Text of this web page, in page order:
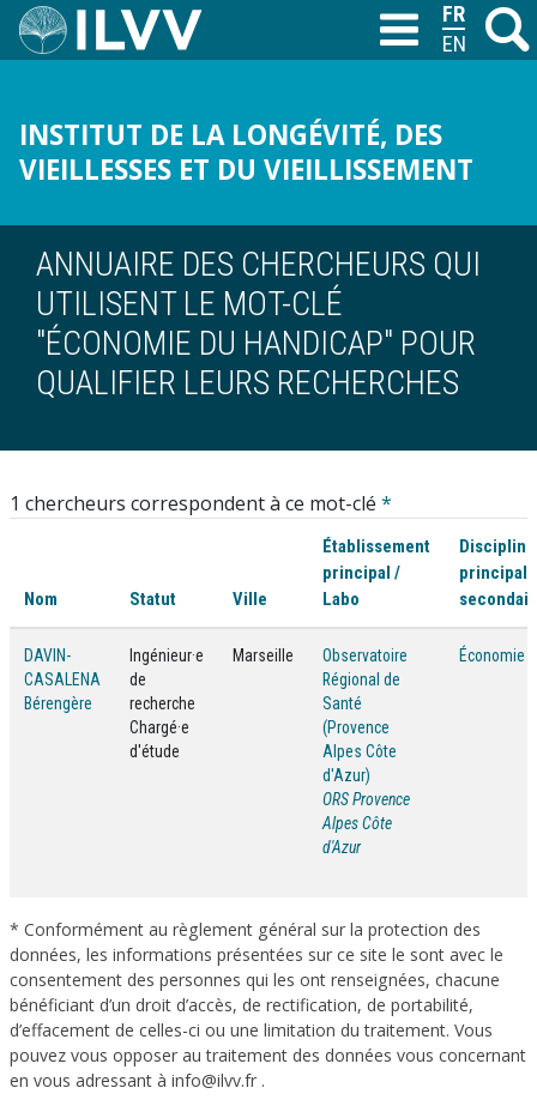
Aller
au
M
INSTITUT DE LA LONGÉVITÉ, DES
VIEILLESSES ET DU VIEILLISSEMENT
T
ANNUAIRE DES CHERCHEURS QUI
UTILISENT LE MOT-CLÉ
"ÉCONOMIE DU HANDICAP" POUR
QUALIFIER LEURS RECHERCHES
1 chercheurs correspondent à ce mot-clé *
Nom Statut Ville
Établissement
principal /
Labo
DAVIN-
CASALENA
Bérengère
Ingénieur·e
de
recherche
Chargé·e
d'étude
Marseille
Observatoire
Régional de
Santé
(Provence
Alpes Côte
d'Azur)
ORS Provence
Alpes Côte
d'Azur
Économie
* Conformément au règlement général sur la protection des
données, les informations présentées sur ce site le sont avec le
consentement des personnes qui les ont renseignées, chacune
bénéficiant d’un droit d’accès, de rectification, de portabilité,
d’effacement de celles-ci ou une limitation du traitement. Vous
pouvez vous opposer au traitement des données vous concernant
en vous adressant à info@ilvv.fr .
FRANÇAIS
ENGLISH